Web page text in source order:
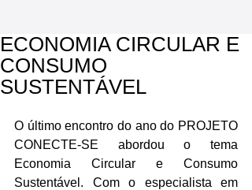
ECONOMIA CIRCULAR E
CONSUMO
SUSTENTÁVEL
O último encontro do ano do PROJETO
CONECTE-SE abordou o tema
Economia Circular e Consumo
Sustentável. Com o especialista em